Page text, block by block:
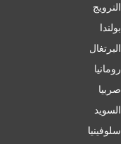
النرويج
بولندا
البرتغال
رومانيا
صربيا
السويد
سلوفينيا